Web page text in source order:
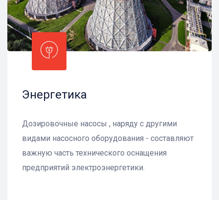
Энергетика
Дозировочные насосы , наряду с другими
видами насосного оборудования - составляют
важную часть технического оснащения
предприятий электроэнергетики.